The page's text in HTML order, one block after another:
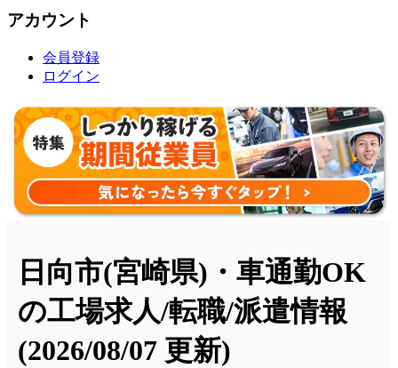
アカウント
会員登録
ログイン
日向市(宮崎県)・車通勤OK
の工場求人/転職/派遣情報
(2026/08/07 更新)